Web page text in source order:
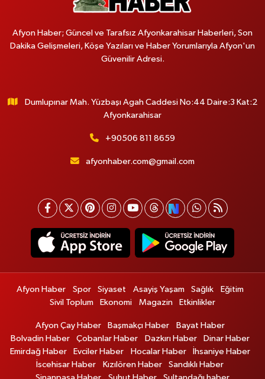
Afyon Haber; Güncel ve Tarafsız Afyonkarahisar Haberleri, Son
Dakika Gelişmeleri, Köşe Yazıları ve Haber Yorumlarıyla Afyon'un
Güvenilir Adresi.
Dumlupınar Mah. Yüzbaşı Agah Caddesi No:44 Daire:3 Kat:2
Afyonkarahisar
+90506 811 8659
afyonhaber.com@gmail.com
Afyon Haber Spor Siyaset Asayiş Yaşam Sağlık
Eğitim
Sivil Toplum
Ekonomi Magazin Etkinlikler
Afyon Çay Haber Başmakçı Haber
Bayat Haber
Bolvadin Haber
Çobanlar Haber Dazkırı Haber
Dinar Haber
Emirdağ Haber
Evciler Haber Hocalar Haber
İhsaniye Haber
İscehisar Haber
Kızılören Haber
Sandıklı Haber